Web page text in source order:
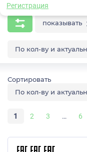
Регистрация
показывать
По кол-ву и
По кол-ву и
1 2 3 … 6